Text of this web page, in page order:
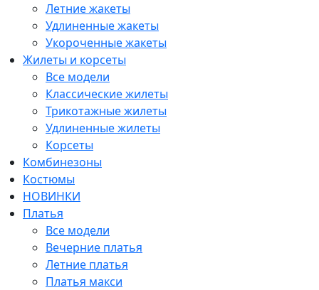
Летние жакеты
Удлиненные жакеты
Укороченные жакеты
Жилеты и корсеты
Все модели
Классические жилеты
Трикотажные жилеты
Удлиненные жилеты
Корсеты
Комбинезоны
Костюмы
НОВИНКИ
Платья
Все модели
Вечерние платья
Летние платья
Платья макси